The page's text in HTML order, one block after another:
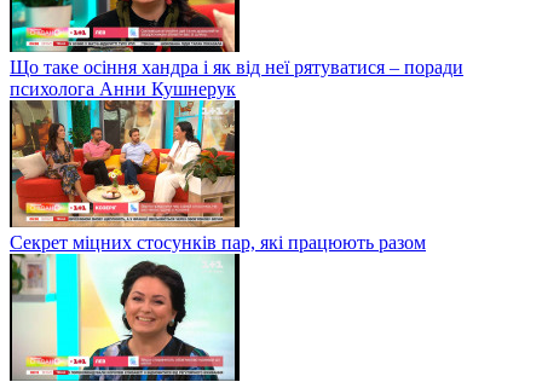
Що таке осіння хандра і як від неї рятуватися – поради
психолога Анни Кушнерук
Секрет міцних стосунків пар, які працюють разом